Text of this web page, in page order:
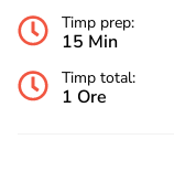
Timp prep:
15 Min
Timp total:
1 Ore